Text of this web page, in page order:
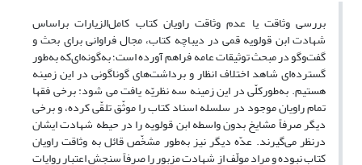
بررسی وثاقت یا عدم وثاقت راویان کتاب کامل‌الزیارات براساس
شهادت ابن قولویه قمی در دیباچه‌ کتاب، مجال فراوانی برای بحث و
گفت‌وگو در مبحث توثیقات عامه فراهم آورده است؛ به‌گونه‌ای‌که به‌طور
گسترده‌ای شاهد اختلاف انظار و برداشت‌های گوناگونی در این زمینه
هستیم. به‌طورکلّی در این زمینه سه نظریّه یافت می شود: برخی فقها
تمام راویان موجود در سلسله‌ اسناد کتاب را موثّق تلقّی کرده، و برخی
دیگر صرفاً مشایخ بدون واسطه‌ ابن قولویه را در حیطه‌ شهادت ایشان
درنظر می‌گیرند. عدّه‌ دیگر نیز به‌طور مشخّص قائل به وثاقت راویان
کتاب نبوده و مراد مولّف از شهادت مزبور را صرفاً سنجش اعتبار روایات